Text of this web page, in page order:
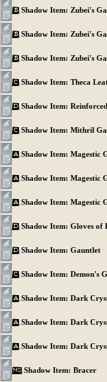
Shadow Item: Zubei's
Shadow Item: Zubei's
Shadow Item: Zubei's
Shadow Item: Theca
Shadow Item:
Shadow Item: Mithril
Shadow Item: Magestic
Shadow Item: Magestic
Shadow Item: Magestic
Shadow Item: Gloves of
Shadow Item: Gauntlet
Shadow Item: Demon's
Shadow Item: Dark
Shadow Item: Dark
Shadow Item: Dark
Shadow Item: Bracer